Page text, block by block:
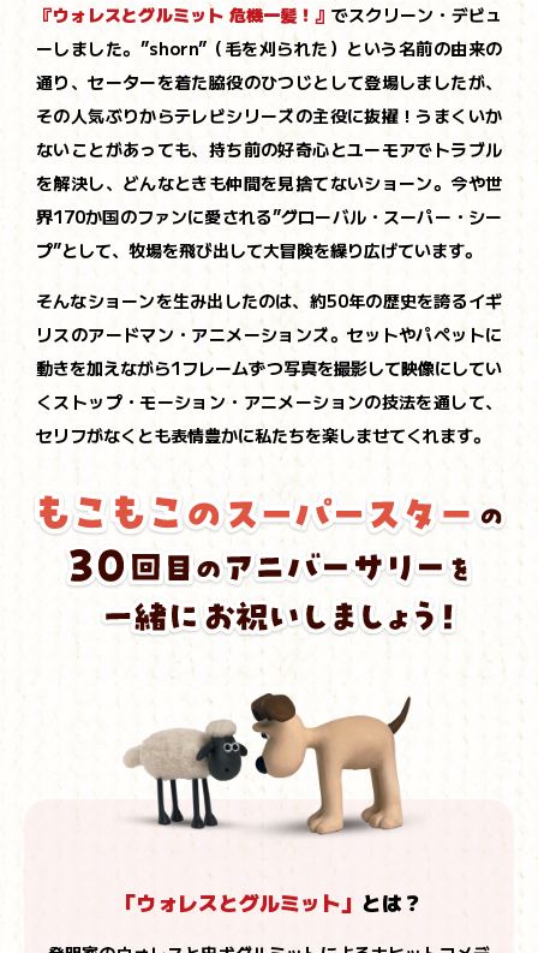
『ウォレスとグルミット 危機一髪！』でスクリーン・デビュ
ーしました。”shorn”（毛を刈られた）という名前の由来の
通り、セーターを着た脇役のひつじとして登場しましたが、
その人気ぶりからテレビシリーズの主役に抜擢！うまくいか
ないことがあっても、持ち前の好奇心とユーモアでトラブル
を解決し、どんなときも仲間を見捨てないショーン。今や世
界170か国のファンに愛される”グローバル・スーパー・シー
プ”として、牧場を飛び出して大冒険を繰り広げています。
そんなショーンを生み出したのは、約50年の歴史を誇るイギ
リスのアードマン・アニメーションズ。セットやパペットに
動きを加えながら1フレームずつ写真を撮影して映像にしてい
くストップ・モーション・アニメーションの技法を通して、
セリフがなくとも表情豊かに私たちを楽しませてくれます。
「ウォレスとグルミット」 とは？